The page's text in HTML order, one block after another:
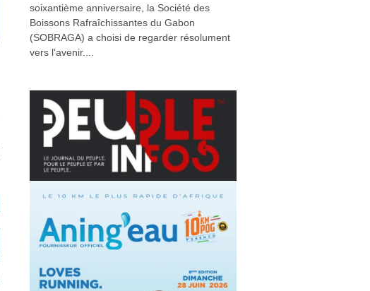
soixantième anniversaire, la Société des
Boissons Rafraîchissantes du Gabon
(SOBRAGA) a choisi de regarder résolument
vers l'avenir....